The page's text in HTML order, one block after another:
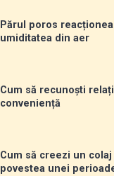
Părul poros
umiditatea din aer
Cum să recunoști
conveniență
Cum să creezi un
povestea unei